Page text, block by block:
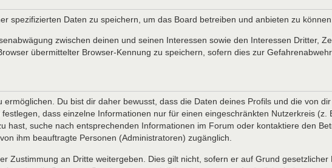
spezifizierten Daten zu speichern, um das Board betreiben und anbieten zu können.
zwischen deinen und seinen Interessen sowie den Interessen Dritter,
übermittelter Browser-Kennung zu speichern, sofern dies zur
Du bist dir daher bewusst, dass die Daten deines Profils und die von
dass einzelne Informationen nur für einen eingeschränkten Nutzerkreis (z.
hast, suche nach entsprechenden Informationen im Forum oder kontaktiere den
ihm beauftragte Personen (Administratoren) zugänglich.
Zustimmung an Dritte weitergeben. Dies gilt nicht, sofern er auf Grund gesetzlicher